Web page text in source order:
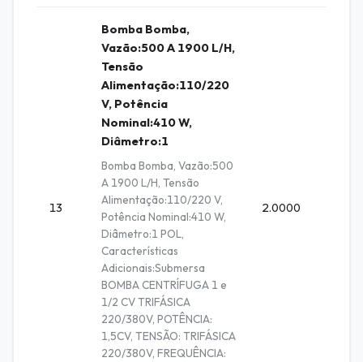
13
Bomba Bomba,
Vazão:500 A 1900 L/H,
Tensão
Alimentação:110/220
V, Potência
Nominal:410 W,
Diâmetro:1
Bomba Bomba, Vazão:500
A 1900 L/H, Tensão
Alimentação:110/220 V,
Potência Nominal:410 W,
Diâmetro:1 POL,
Características
Adicionais:Submersa
BOMBA CENTRÍFUGA 1 e
1/2 CV TRIFÁSICA
220/380V, POTÊNCIA:
1,5CV, TENSÃO: TRIFÁSICA
220/380V, FREQUÊNCIA:
2.0000